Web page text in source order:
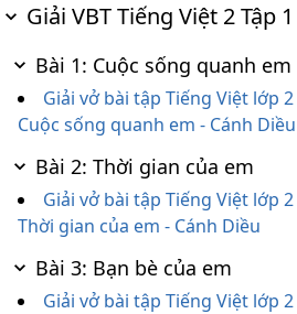
Giải VBT Tiếng Việt 2 Tập
Bài 1: Cuộc sống quanh em
Giải vở bài tập Tiếng Việt lớp
Cuộc sống quanh em - Cánh Diều
Bài 2: Thời gian của em
Giải vở bài tập Tiếng Việt lớp
Thời gian của em - Cánh Diều
Bài 3: Bạn bè của em
Giải vở bài tập Tiếng Việt lớp